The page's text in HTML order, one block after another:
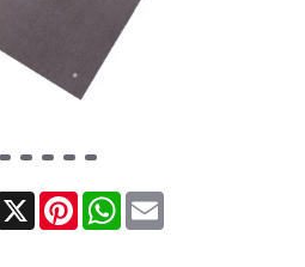
X PinterestWhatsApp
Email